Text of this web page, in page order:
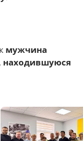
мужчина
находившуюся